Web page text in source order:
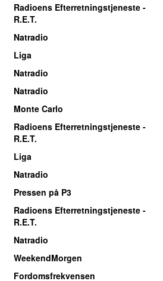
Radioens Efterretningstjeneste -
R.E.T.
Natradio
Liga
Natradio
Natradio
Monte Carlo
Radioens Efterretningstjeneste -
R.E.T.
Liga
Natradio
Pressen på P3
Radioens Efterretningstjeneste -
R.E.T.
Natradio
WeekendMorgen
Fordomsfrekvensen